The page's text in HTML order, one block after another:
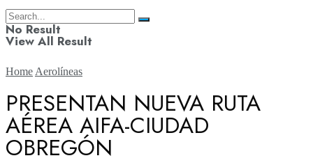
No Result
View All Result
Aerolíneas
Home Aerolíneas
PRESENTAN NUEVA RUTA
AÉREA AIFA-CIUDAD
OBREGÓN